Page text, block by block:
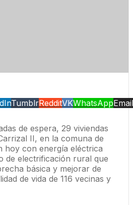
TumblrRedditVKWhatsAppEmail
de espera, 29 viviendas
II, en la comuna de
hoy con energía eléctrica
de electrificación rural que
básica y mejorar de
de vida de 116 vecinas y